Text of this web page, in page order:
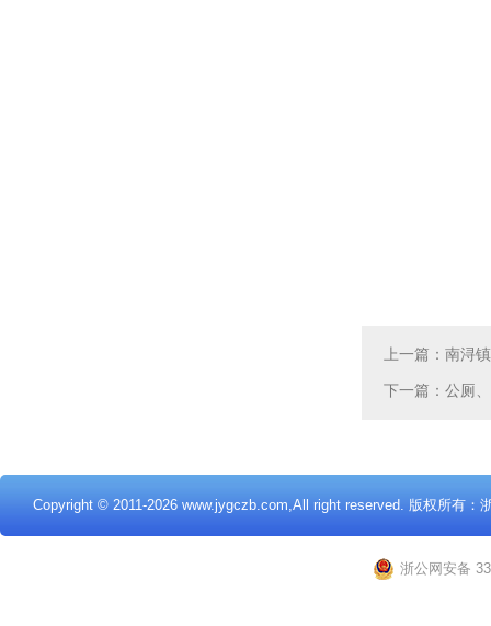
上一篇：南浔
下一篇：公厕
Copyright © 2011-2026 www.jygczb.com,All right reserved. 版权所有：
浙公网安备